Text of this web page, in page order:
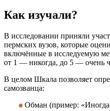
Как изучали?
В исследовании приняли
пермских вузов, которые
включённые в исследуемую
от 1 — никогда, до 5 — очень
В целом Шкала позволяет
самозванца:
Обман (пример: «Иногда